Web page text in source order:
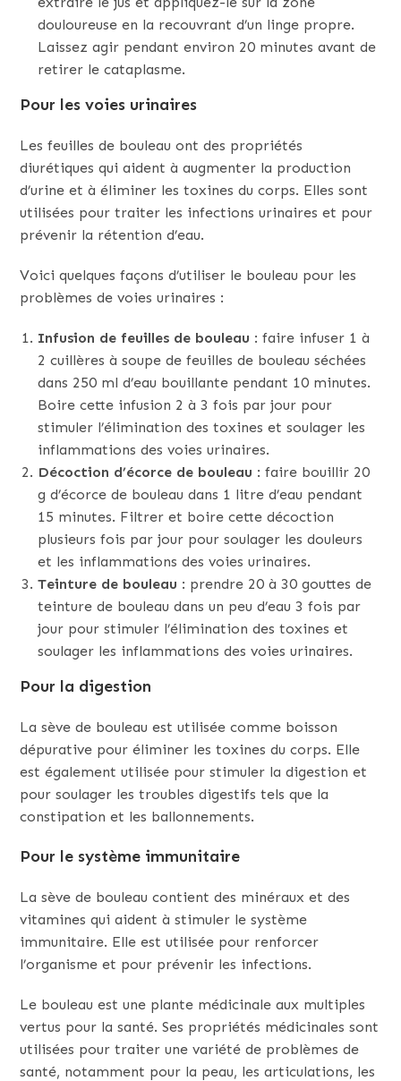
douloureuse en la recouvrant d’un linge propre.
Laissez agir pendant environ 20 minutes avant de
retirer le cataplasme.
Pour les voies urinaires
Les feuilles de bouleau ont des propriétés
diurétiques qui aident à augmenter la production
d’urine et à éliminer les toxines du corps. Elles sont
utilisées pour traiter les infections urinaires et pour
prévenir la rétention d’eau.
Voici quelques façons d’utiliser le bouleau pour les
problèmes de voies urinaires :
Infusion de feuilles de bouleau : faire infuser 1 à
2 cuillères à soupe de feuilles de bouleau séchées
dans 250 ml d’eau bouillante pendant 10 minutes.
Boire cette infusion 2 à 3 fois par jour pour
stimuler l’élimination des toxines et soulager les
inflammations des voies urinaires.
Décoction d’écorce de bouleau : faire bouillir 20
g d’écorce de bouleau dans 1 litre d’eau pendant
15 minutes. Filtrer et boire cette décoction
plusieurs fois par jour pour soulager les douleurs
et les inflammations des voies urinaires.
Teinture de bouleau : prendre 20 à 30 gouttes de
teinture de bouleau dans un peu d’eau 3 fois par
jour pour stimuler l’élimination des toxines et
soulager les inflammations des voies urinaires.
Pour la digestion
La sève de bouleau est utilisée comme boisson
dépurative pour éliminer les toxines du corps. Elle
est également utilisée pour stimuler la digestion et
pour soulager les troubles digestifs tels que la
constipation et les ballonnements.
Pour le système immunitaire
La sève de bouleau contient des minéraux et des
vitamines qui aident à stimuler le système
immunitaire. Elle est utilisée pour renforcer
l’organisme et pour prévenir les infections.
Le bouleau est une plante médicinale aux multiples
vertus pour la santé. Ses propriétés médicinales sont
utilisées pour traiter une variété de problèmes de
santé, notamment pour la peau, les articulations, les